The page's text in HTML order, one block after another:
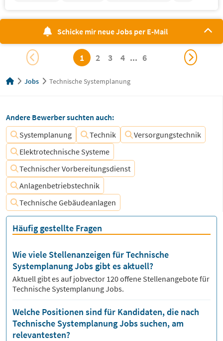
Schicke mir neue Jobs per E-Mail
1 2 3 4 ... 6
Jobs Technische Systemplanung
Andere Bewerber suchten auch:
Systemplanung
Technik
Versorgungstechnik
Elektrotechnische Systeme
Technischer Vorbereitungsdienst
Anlagenbetriebstechnik
Technische Gebäudeanlagen
Häufig gestellte Fragen
Wie viele Stellenanzeigen für Technische
Systemplanung Jobs gibt es aktuell?
Aktuell gibt es auf jobvector 120offene Stellenangebote für
Technische Systemplanung Jobs.
Welche Positionen sind für Kandidaten, die nach
Technische Systemplanung Jobs suchen, am
relevantesten?